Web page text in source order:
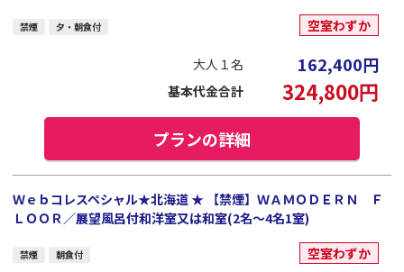
禁煙 夕・朝食付 空室わずか
大人１名 162,400円
基本代金合計 324,800円
プランの詳細
Ｗｅｂコレスペシャル★北海道 ★ 【禁煙】ＷＡＭＯＤＥＲＮ Ｆ
ＬＯＯＲ／展望風呂付和洋室又は和室(2名～4名1室)
禁煙 朝食付 空室わずか